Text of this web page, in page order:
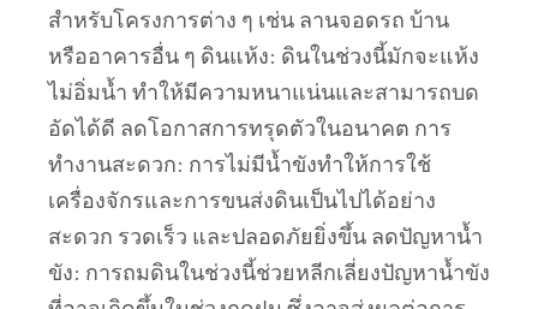
สำหรับโครงการต่าง ๆ เช่น ลานจอดรถ บ้าน
หรืออาคารอื่น ๆ ดินแห้ง: ดินในช่วงนี้มักจะแห้ง
ไม่อิ่มน้ำ ทำให้มีความหนาแน่นและสามารถบด
อัดได้ดี ลดโอกาสการทรุดตัวในอนาคต การ
ทำงานสะดวก: การไม่มีน้ำขังทำให้การใช้
เครื่องจักรและการขนส่งดินเป็นไปได้อย่าง
สะดวก รวดเร็ว และปลอดภัยยิ่งขึ้น ลดปัญหาน้ำ
ขัง: การถมดินในช่วงนี้ช่วยหลีกเลี่ยงปัญหาน้ำขัง